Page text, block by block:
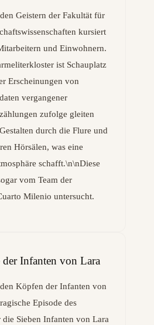
Geistern der Fakultät für
kursiert
und Einwohnern.
ist Schauplatz
Erscheinungen von
vergangener
zufolge gleiten
durch die Flure und
Hörsälen, was eine
schafft.\n\nDiese
vom Team der
Milenio untersucht.
Infanten von Lara
Köpfen der Infanten von
Episode des
Sieben Infanten von Lara